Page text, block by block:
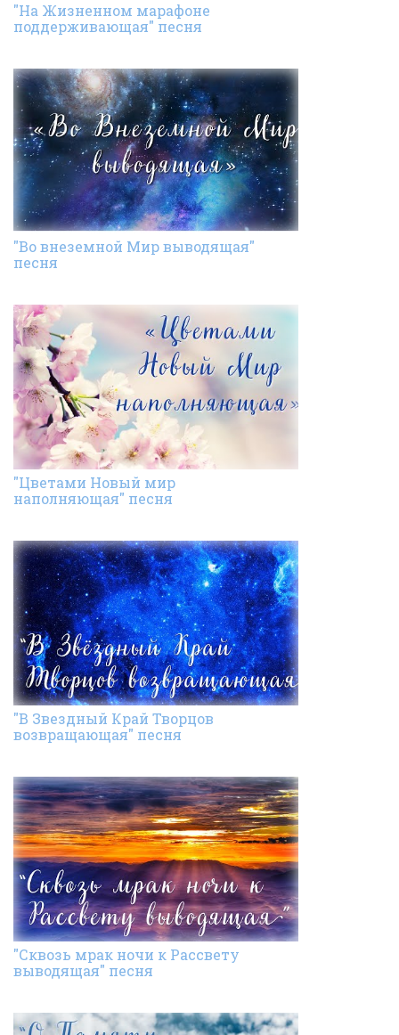
"На Жизненном марафоне
поддерживающая" песня
"Во внеземной Мир выводящая"
песня
"Цветами Новый мир
наполняющая" песня
"В Звездный Край Творцов
возвращающая" песня
"Сквозь мрак ночи к Рассвету
выводящая" песня